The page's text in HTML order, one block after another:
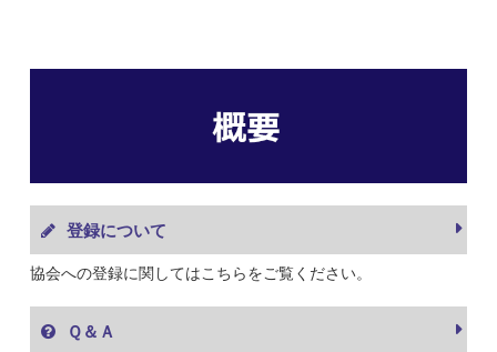
登録について
協会への登録に関してはこちらをご覧ください。
Ｑ＆Ａ